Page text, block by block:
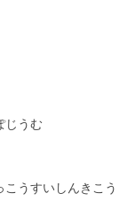
じうむ
うすいしんきこう